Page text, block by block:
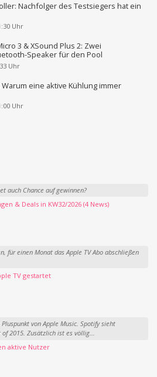
Nachfolger des Testsiegers hat ein
Uhr
3 & XSound Plus 2: Zwei
Speaker für den Pool
Uhr
Warum eine aktive Kühlung immer
Uhr
auch Chance auf gewinnen?
& Deals in KW32/2026 (4 News)
für einen Monat das Apple TV Abo abschließen
TV gestartet
von Apple Music. Spotify sieht
2015. Zusätzlich ist es völlig...
aktive Nutzer